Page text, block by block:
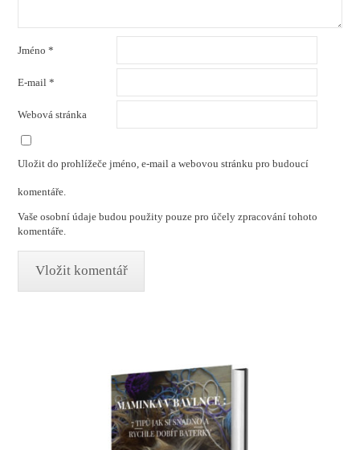
Jméno*
E-mail*
Webová stránka
Uložit do prohlížeče jméno, e-mail a webovou stránku pro budoucí
komentáře.
Vaše osobní údaje budou použity pouze pro účely zpracování tohoto
komentáře.